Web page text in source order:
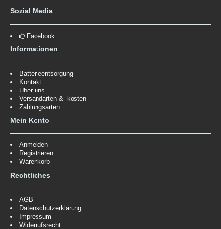
Sozial Media
Facebook
Informationen
Batterieentsorgung
Kontakt
Über uns
Versandarten & -kosten
Zahlungsarten
Mein Konto
Anmelden
Registrieren
Warenkorb
Rechtliches
AGB
Datenschutzerklärung
Impressum
Widerrufsrecht